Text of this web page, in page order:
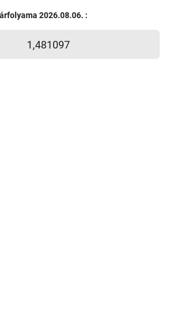
2026.08.06. :
1,481097